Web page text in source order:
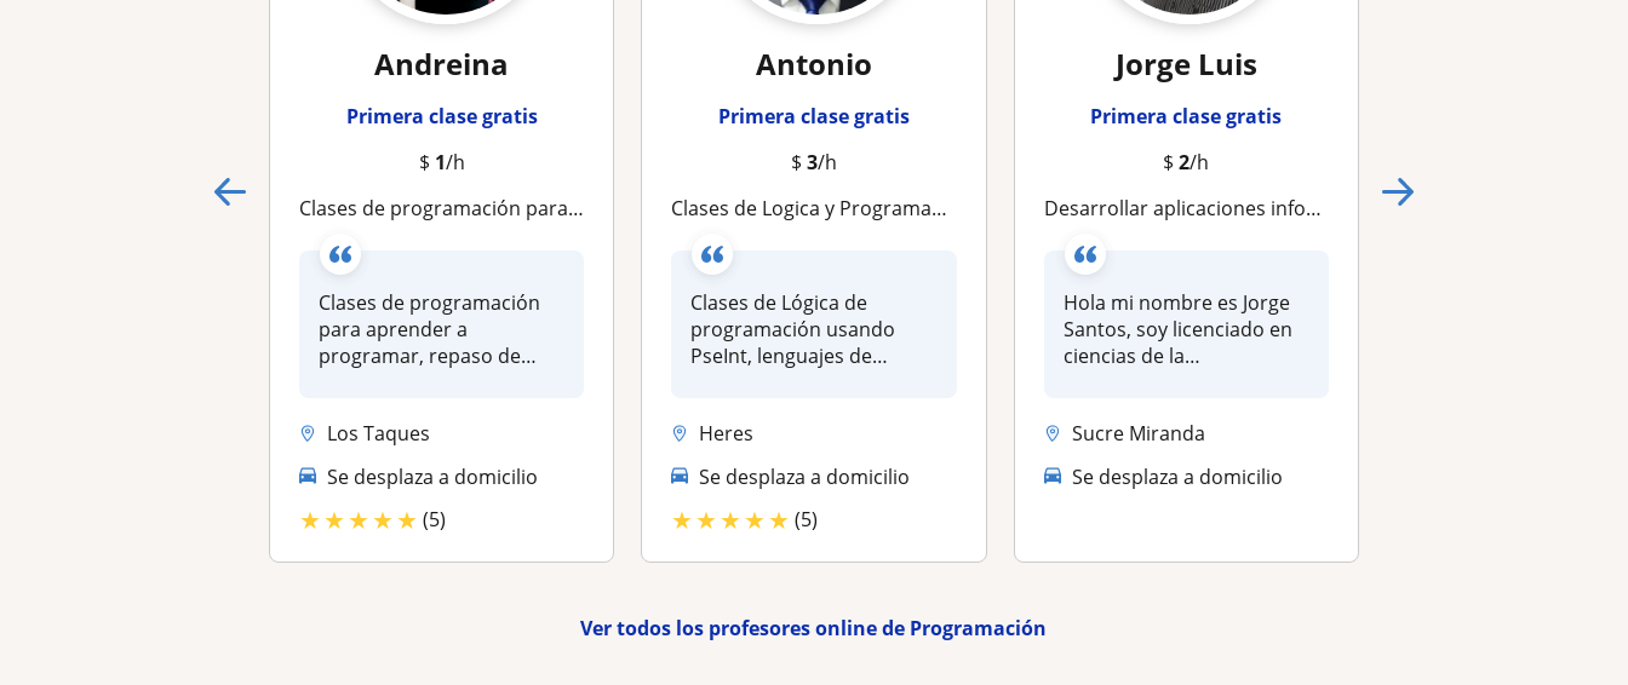
Andreina
Primera clase gratis
$ 1/h
Clases de programación para aprender a programar, repaso de exámenes y resolución de guías en Java, Php, Laravel, Python y más
Clases de programación
para aprender a
programar, repaso de
Los Taques
Se desplaza a domicilio
★★★★★ (5)
Antonio
Primera clase gratis
$ 3/h
Clases de Logica y Programación Php Laravel Codeigniter Java Javascript .Net C# C C Matlab Python PseInt
Clases de Lógica de
programación usando
PseInt, lenguajes de
Heres
Se desplaza a domicilio
★★★★★ (5)
Jorge Luis
Primera clase gratis
$2/h
Desarrollar aplicaciones informáticas en lenguaje de programación COBOL
Hola mi nombre es Jorge
Santos, soy licenciado en
ciencias de la
Sucre Miranda
Se desplaza a domicilio
Ver todos los profesores online de Programación